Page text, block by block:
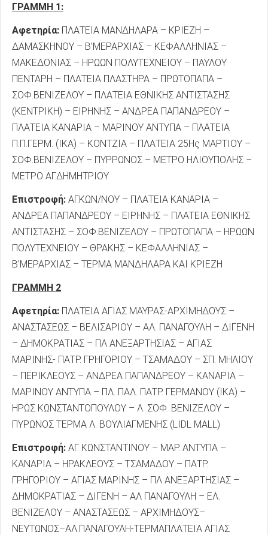
ΓΡΑΜΜΗ 1:
Αφετηρία: ΠΛΑΤΕΙΑ ΜΑΝΔΗΛΑΡΑ – ΚΡΙΕΖΗ –
ΔΑΜΑΣΚΗΝΟΥ – Β’ΜΕΡΑΡΧΙΑΣ – ΚΕΦΑΛΛΗΝΙΑΣ –
ΜΑΚΕΔΟΝΙΑΣ – ΗΡΩΩΝ ΠΟΛΥΤΕΧΝΕΙΟΥ – ΠΑΥΛΟΥ
ΠΕΝΤΑΡΗ – ΠΛΑΤΕΙΑ ΠΛΑΣΤΗΡΑ – ΠΡΩΤΟΠΑΠΑ –
ΣΟΦ.ΒΕΝΙΖΕΛΟΥ – ΠΛΑΤΕΙΑ ΕΘΝΙΚΗΣ ΑΝΤΙΣΤΑΣΗΣ
(ΚΕΝΤΡΙΚΗ) – ΕΙΡΗΝΗΣ – ΑΝΔΡΕΑ ΠΑΠΑΝΔΡΕΟΥ –
ΠΛΑΤΕΙΑ ΚΑΝΑΡΙΑ – ΜΑΡΙΝΟΥ ΑΝΤΥΠΑ – ΠΛΑΤΕΙΑ
Π.Π.ΓΕΡΜ. (ΙΚΑ) – ΚΟΝΤΖΙΑ – ΠΛΑΤΕΙΑ 25Ης ΜΑΡΤΙΟΥ –
ΣΟΦ.ΒΕΝΙΖΕΛΟΥ – ΠΥΡΡΩΝΟΣ – ΜΕΤΡΟ ΗΛΙΟΥΠΟΛΗΣ –
ΜΕΤΡΟ ΑΓ.ΔΗΜΗΤΡΙΟΥ
Επιστροφή: ΑΓ.ΚΩΝ/ΝΟΥ – ΠΛΑΤΕΙΑ ΚΑΝΑΡΙΑ –
ΑΝΔΡΕΑ ΠΑΠΑΝΔΡΕΟΥ – ΕΙΡΗΝΗΣ – ΠΛΑΤΕΙΑ ΕΘΝΙΚΗΣ
ΑΝΤΙΣΤΑΣΗΣ – ΣΟΦ.ΒΕΝΙΖΕΛΟΥ – ΠΡΩΤΟΠΑΠΑ – ΗΡΩΩΝ
ΠΟΛΥΤΕΧΝΕΙΟΥ – ΘΡΑΚΗΣ – ΚΕΦΑΛΛΗΝΙΑΣ –
Β’ΜΕΡΑΡΧΙΑΣ – ΤΕΡΜΑ ΜΑΝΔΗΛΑΡΑ ΚΑΙ ΚΡΙΕΖΗ
ΓΡΑΜΜΗ 2
Αφετηρία: ΠΛΑΤΕΙΑ ΑΓΙΑΣ ΜΑΥΡΑΣ-ΑΡΧΙΜΗΔΟΥΣ –
ΑΝΑΣΤΑΣΕΩΣ – ΒΕΛΙΣΑΡΙΟΥ – ΑΛ. ΠΑΝΑΓΟΥΛΗ – ΔΙΓΕΝΗ
– ΔΗΜΟΚΡΑΤΙΑΣ – ΠΛ ΑΝΕΞΑΡΤΗΣΙΑΣ – ΑΓΙΑΣ
ΜΑΡΙΝΗΣ- ΠΑΤΡ. ΓΡΗΓΟΡΙΟΥ – ΤΣΑΜΑΔΟΥ – ΣΠ. ΜΗΛΙΟΥ
– ΠΕΡΙΚΛΕΟΥΣ – ΑΝΔΡΕΑ ΠΑΠΑΝΔΡΕΟΥ – ΚΑΝΑΡΙΑ –
ΜΑΡΙΝΟΥ ΑΝΤΥΠΑ – ΠΛ. ΠΑΛ. ΠΑΤΡ. ΓΕΡΜΑΝΟΥ (ΙΚΑ) –
ΗΡΩΣ ΚΩΝΣΤΑΝΤΟΠΟΥΛΟΥ – Λ. ΣΟΦ. ΒΕΝΙΖΕΛΟΥ –
ΠΥΡΩΝΟΣ ΤΕΡΜΑ Λ. ΒΟΥΛΙΑΓΜΕΝΗΣ (LIDL MALL)
Επιστροφή: ΑΓ. ΚΩΝΣΤΑΝΤΙΝΟΥ – ΜΑΡ. ΑΝΤΥΠΑ –
ΚΑΝΑΡΙΑ – ΗΡΑΚΛΕΟΥΣ – ΤΣΑΜΑΔΟΥ – ΠΑΤΡ.
ΓΡΗΓΟΡΙΟΥ – ΑΓΙΑΣ ΜΑΡΙΝΗΣ – ΠΛ ΑΝΕΞΑΡΤΗΣΙΑΣ –
ΔΗΜΟΚΡΑΤΙΑΣ – ΔΙΓΕΝΗ – ΑΛ ΠΑΝΑΓΟΥΛΗ – ΕΛ.
ΒΕΝΙΖΕΛΟΥ – ΑΝΑΣΤΑΣΕΩΣ – ΑΡΧΙΜΗΔΟΥΣ–
ΝΕΥΤΩΝΟΣ–ΑΛ.ΠΑΝΑΓΟΥΛΗ-ΤΕΡΜΑΠΛΑΤΕΙΑ ΑΓΙΑΣ